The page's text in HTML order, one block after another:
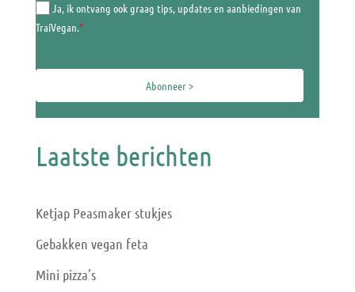
Ja, ik ontvang ook graag tips, updates en aanbiedingen van
TraiVegan.*
Abonneer >
Laatste berichten
Ketjap Peasmaker stukjes
Gebakken vegan feta
Mini pizza’s